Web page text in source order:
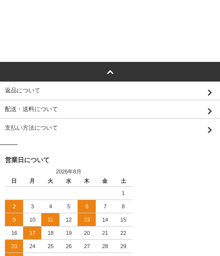
返品について
配送・送料について
支払い方法について
営業日について
2026年8月
日
月 火 水 木 金 土
1
2 3 4 5 6 7 8
9 10 11 12 13 14 15
16 17 18 19 20 21 22
23 24 25 26 27 28 29